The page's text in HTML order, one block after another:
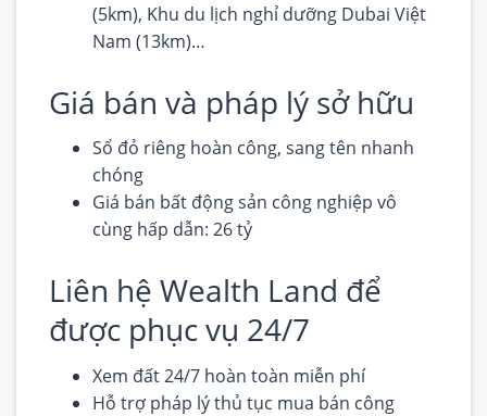
(5km), Khu du lịch nghỉ dưỡng Dubai Việt
Nam (13km)…
Giá bán và pháp lý sở hữu
Sổ đỏ riêng hoàn công, sang tên nhanh
chóng
Giá bán bất động sản công nghiệp vô
cùng hấp dẫn: 26 tỷ
Liên hệ Wealth Land để
được phục vụ 24/7
Xem đất 24/7 hoàn toàn miễn phí
Hỗ trợ pháp lý thủ tục mua bán công